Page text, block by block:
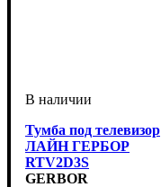
Тумба под телевизор
ЛАЙН ГЕРБОР
RTV2D3S
GERBOR